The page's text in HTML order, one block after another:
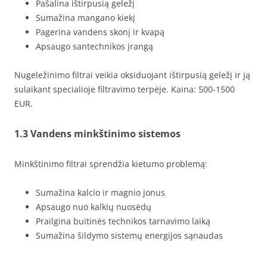
Pašalina ištirpusią geležį
Sumažina mangano kiekį
Pagerina vandens skonį ir kvapą
Apsaugo santechnikos įrangą
Nugeležinimo filtrai veikia oksiduojant ištirpusią geležį ir ją
sulaikant specialioje filtravimo terpėje. Kaina: 500-1500
EUR.
1.3 Vandens minkštinimo sistemos
Minkštinimo filtrai sprendžia kietumo problemą:
Sumažina kalcio ir magnio jonus
Apsaugo nuo kalkių nuosėdų
Prailgina buitinės technikos tarnavimo laiką
Sumažina šildymo sistemų energijos sąnaudas